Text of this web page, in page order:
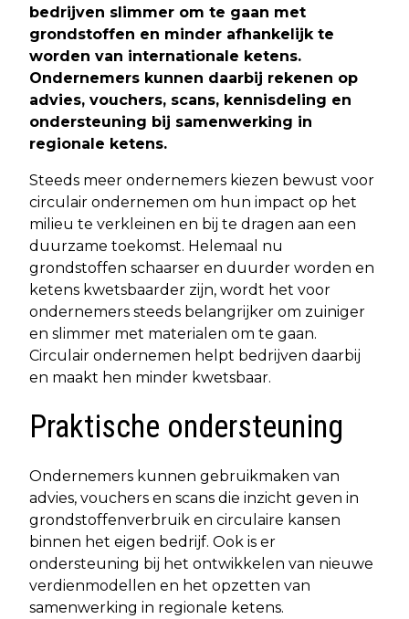
bedrijven slimmer om te gaan met
grondstoffen en minder afhankelijk te
worden van internationale ketens.
Ondernemers kunnen daarbij rekenen op
advies, vouchers, scans, kennisdeling en
ondersteuning bij samenwerking in
regionale ketens.
Steeds meer ondernemers kiezen bewust voor
circulair ondernemen om hun impact op het
milieu te verkleinen en bij te dragen aan een
duurzame toekomst. Helemaal nu
grondstoffen schaarser en duurder worden en
ketens kwetsbaarder zijn, wordt het voor
ondernemers steeds belangrijker om zuiniger
en slimmer met materialen om te gaan.
Circulair ondernemen helpt bedrijven daarbij
en maakt hen minder kwetsbaar.
Praktische ondersteuning
Ondernemers kunnen gebruikmaken van
advies, vouchers en scans die inzicht geven in
grondstoffenverbruik en circulaire kansen
binnen het eigen bedrijf. Ook is er
ondersteuning bij het ontwikkelen van nieuwe
verdienmodellen en het opzetten van
samenwerking in regionale ketens.